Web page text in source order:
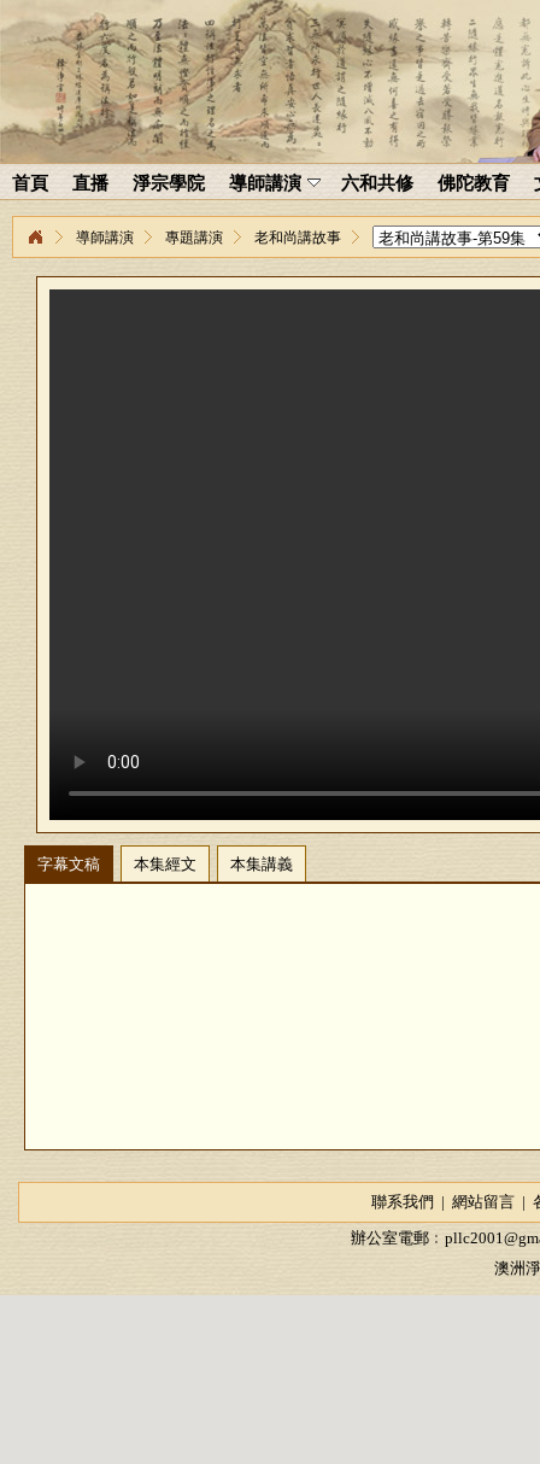
首頁 直播 淨宗學院 導師講演 六和共修 佛陀教育
導師講演 專題講演 老和尚講故事
字幕文稿 本集經文 本集講義
聯系我們 | 網站留言|
辦公室電郵﹕
澳洲